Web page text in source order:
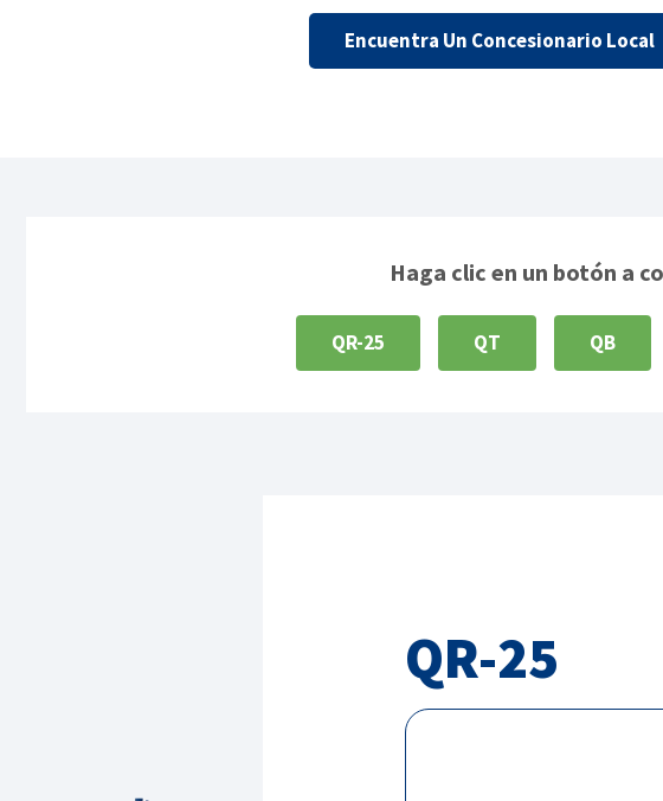
Encuentra Un Concesionario Local
Haga clic en un botón a
QR-25 QT QB
QR-25